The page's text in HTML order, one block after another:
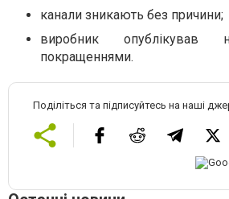
канали зникають без причини;
виробник
покращеннями.
Поділіться та підписуйтесь на наші